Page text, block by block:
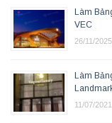
Làm
VEC
26/11/2025
Làm
11/07/2021